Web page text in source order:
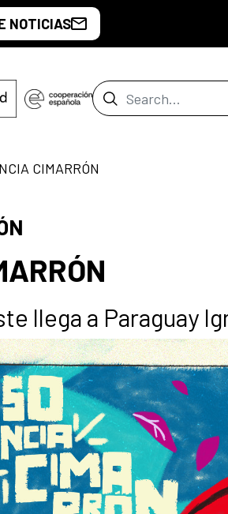
NOTICIAS
Search Bar
CIMARRÓN
llega a Paraguay